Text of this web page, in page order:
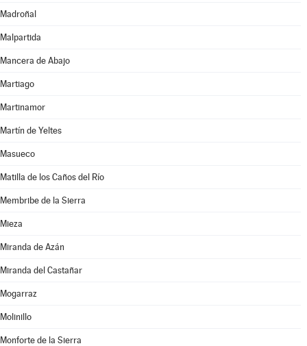
Madroñal
Malpartida
Mancera de Abajo
Martiago
Martinamor
Martín de Yeltes
Masueco
Matilla de los Caños del Río
Membribe de la Sierra
Mieza
Miranda de Azán
Miranda del Castañar
Mogarraz
Molinillo
Monforte de la Sierra